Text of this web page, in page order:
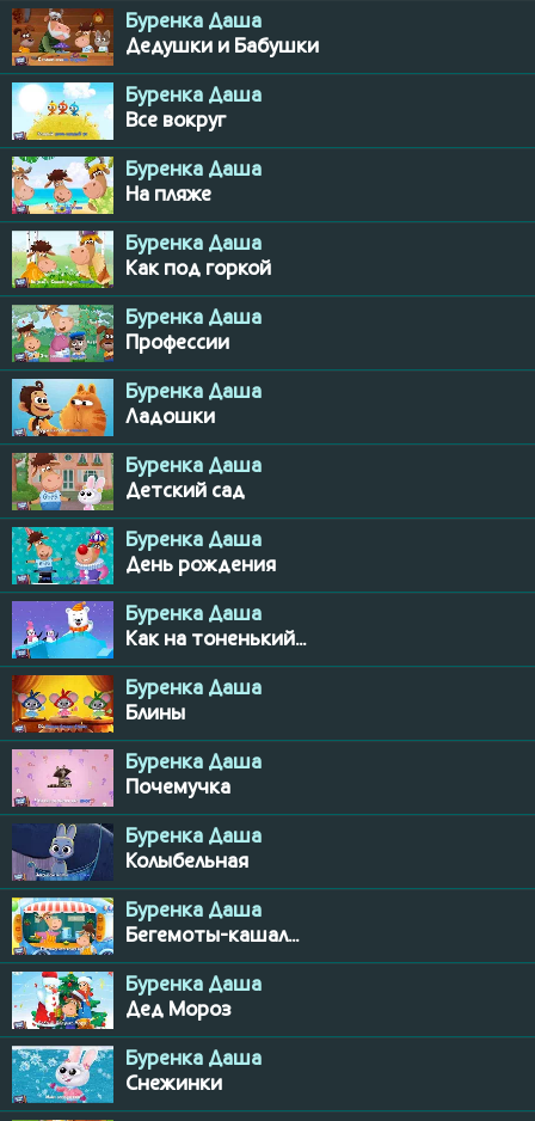
Буренка Даша
Дедушки и Бабушки
Буренка Даша
Все вокруг
Буренка Даша
На пляже
Буренка Даша
Как под горкой
Буренка Даша
Профессии
Буренка Даша
Ладошки
Буренка Даша
Детский сад
Буренка Даша
День рождения
Буренка Даша
Как на тоненький...
Буренка Даша
Блины
Буренка Даша
Почемучка
Буренка Даша
Колыбельная
Буренка Даша
Бегемоты-кашал...
Буренка Даша
Дед Мороз
Буренка Даша
Снежинки